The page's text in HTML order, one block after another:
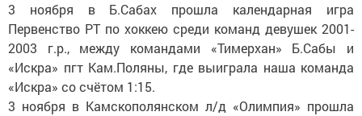
3 ноября в Б.Сабах прошла календарная игра
Первенство РТ по хоккею среди команд девушек 2001-
2003 г.р., между командами «Тимерхан» Б.Сабы и
«Искра» пгт Кам.Поляны, где выиграла наша команда
«Искра» со счётом 1:15.
3 ноября в Камскополянском л/д «Олимпия» прошла